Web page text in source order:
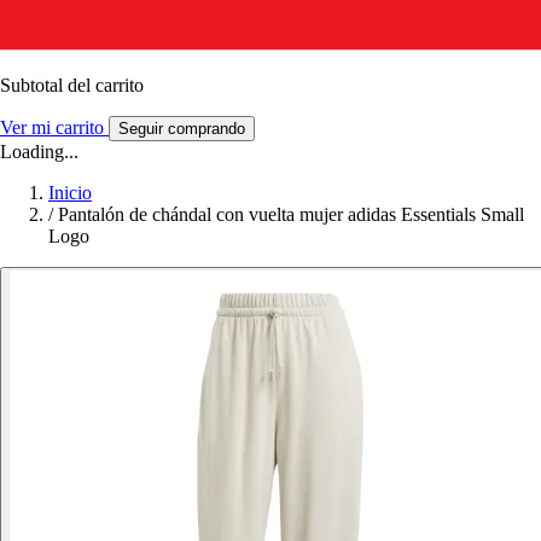
Subtotal del carrito
Ver mi carrito Seguir comprando
Loading...
Inicio
/ Pantalón de chándal con vuelta mujer adidas Essentials Small
Logo